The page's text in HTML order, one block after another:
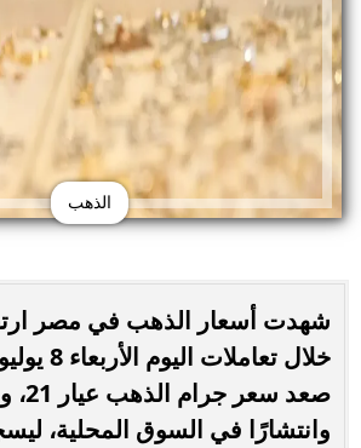
الذهب
شهدت أسعار الذهب في مصر
صعد